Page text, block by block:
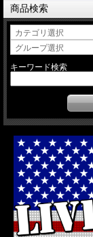
商品検索
キーワード検索